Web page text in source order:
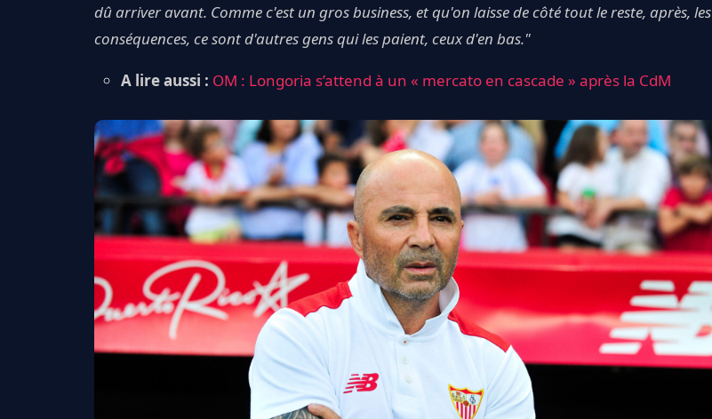
dû arriver avant. Comme c'est un gros business, et qu'on laisse de côté tout le reste, après, les
conséquences, ce sont d'autres gens qui les paient, ceux d'en bas."
A lire aussi : OM : Longoria s’attend à un « mercato en cascade » après la CdM